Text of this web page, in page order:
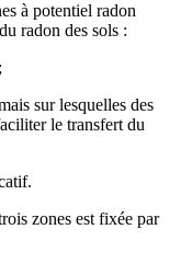
à potentiel radon
radon des sols :
sur lesquelles des
le transfert du
zones est fixée par